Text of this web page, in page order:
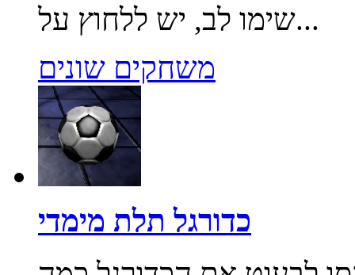
שימו לב, יש ללחוץ על...
משחקים שונים
כדורגל תלת מימדי